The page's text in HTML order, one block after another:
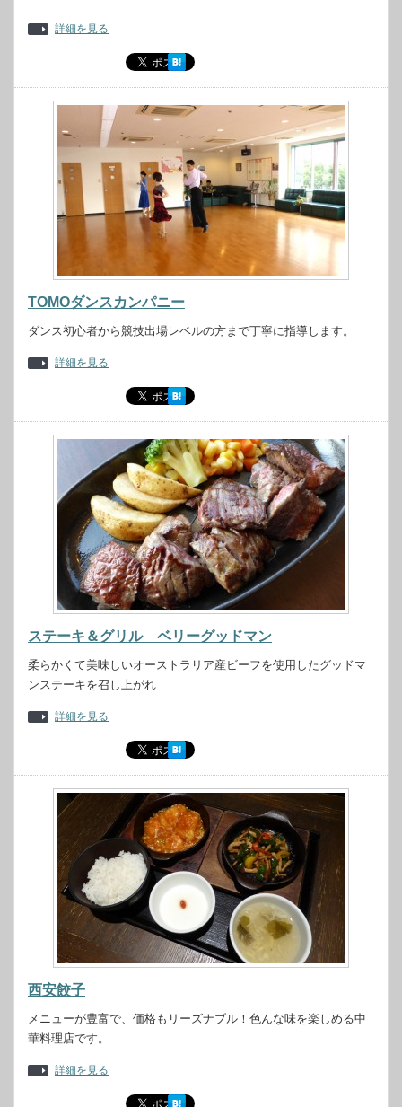
詳細を見る
TOMOダンスカンパニー
ダンス初心者から競技出場レベルの方まで丁寧に指導します。
詳細を見る
ステーキ＆グリル ベリーグッドマン
柔らかくて美味しいオーストラリア産ビーフを使用したグッドマ
ンステーキを召し上がれ
詳細を見る
西安餃子
メニューが豊富で、価格もリーズナブル！色んな味を楽しめる中
華料理店です。
詳細を見る